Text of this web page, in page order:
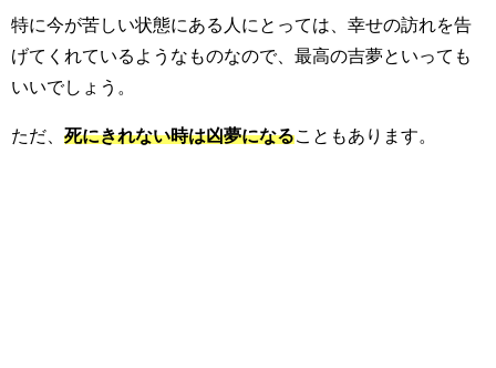
特に今が苦しい状態にある人にとっては、幸せの訪れを告
げてくれているようなものなので、最高の吉夢といっても
いいでしょう。
ただ、 死にきれない時は凶夢になることもあります。